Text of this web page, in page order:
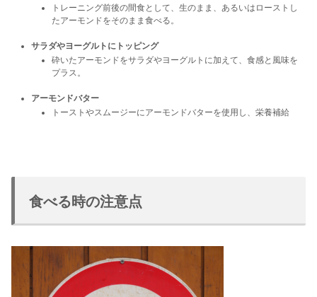
トレーニング前後の間食として、生のまま、あるいはローストし
たアーモンドをそのまま食べる。
サラダやヨーグルトにトッピング
砕いたアーモンドをサラダやヨーグルトに加えて、食感と風味を
プラス。
アーモンドバター
トーストやスムージーにアーモンドバターを使用し、栄養補給
食べる時の注意点